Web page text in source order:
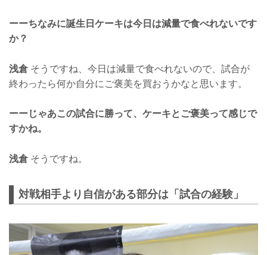
ーーちなみに誕生日ケーキは今日は減量で食べれないです
か？
浅倉そうですね、今日は減量で食べれないので、試合が
終わったら何か自分にご褒美を買おうかなと思います。
ーーじゃあこの試合に勝って、ケーキとご褒美って感じで
すかね。
浅倉そうですね。
対戦相手より自信がある部分は「試合の経験」